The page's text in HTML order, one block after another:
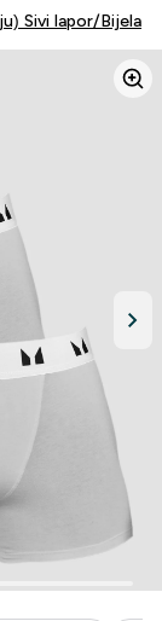
Sivi lapor/Bijela